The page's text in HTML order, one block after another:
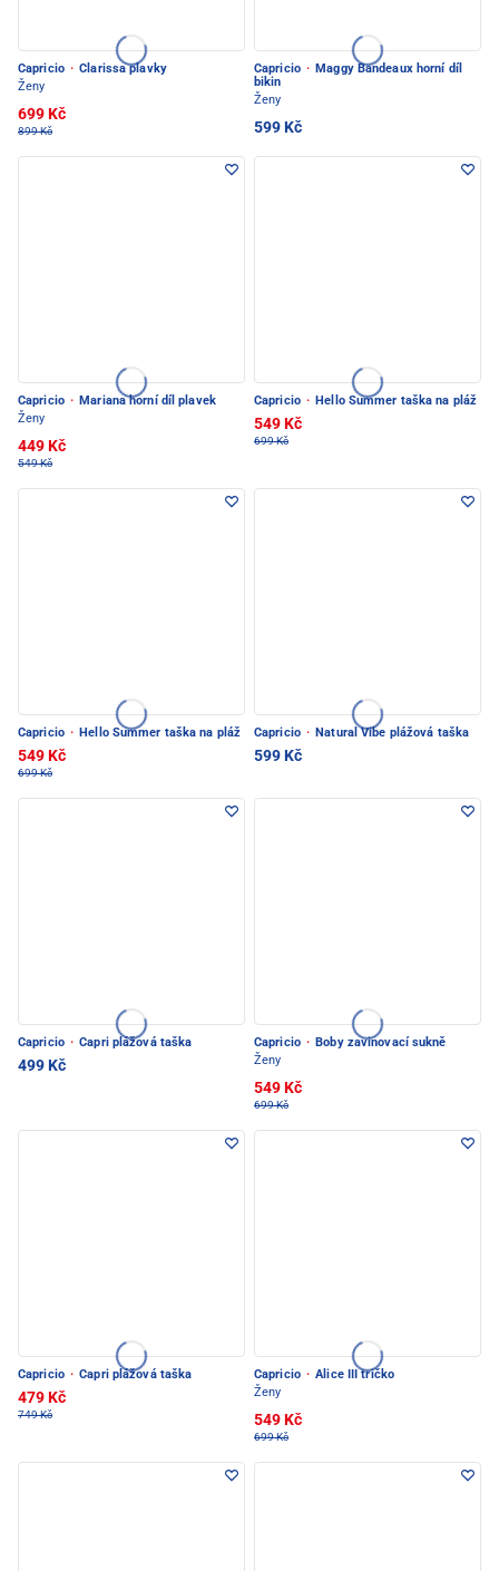
Capricio · Clarissa plavky
Ženy
699 Kč
899 Kč
Capricio · Maggy Bandeaux horní díl
bikin
Ženy
599 Kč
Capricio · Mariana horní díl plavek
Ženy
449 Kč
549 Kč
Capricio · Hello Summer taška na pláž
549 Kč
699 Kč
Capricio · Hello Summer taška na pláž
549 Kč
699 Kč
Capricio · Natural Vibe plážová taška
599 Kč
Capricio · Capri plážová taška
499 Kč
Capricio · Boby zavinovací sukně
Ženy
549 Kč
699 Kč
Capricio · Capri plážová taška
479 Kč
749 Kč
Capricio · Alice III tričko
Ženy
549 Kč
699 Kč